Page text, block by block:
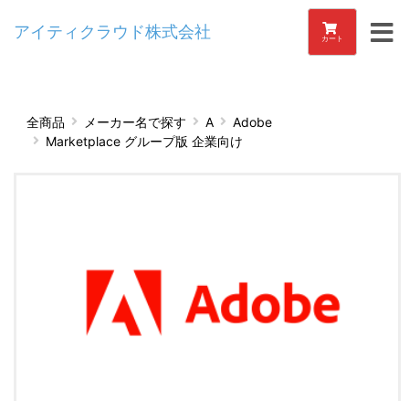
アイティクラウド株式会社 カート
全商品 メーカー名で探す A
Adobe
Marketplace グループ版 企業向け